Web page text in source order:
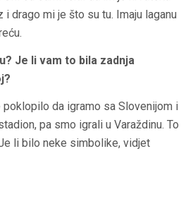
drago mi je što su tu. Imaju laganu
Je li vam to bila zadnja
da igramo sa Slovenijom i
pa smo igrali u Varaždinu. To
li bilo neke simbolike, vidjet